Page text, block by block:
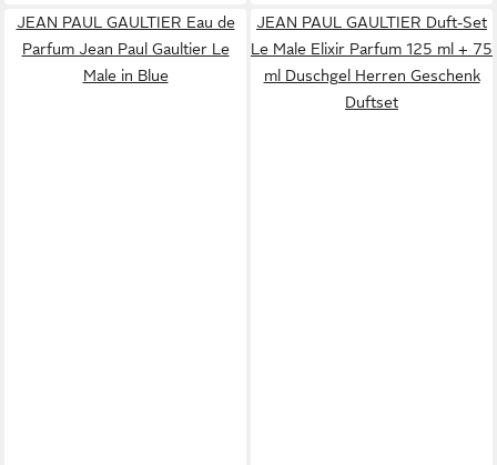
JEAN PAUL GAULTIER Eau de
Parfum Jean Paul Gaultier Le
Male in Blue
JEAN PAUL GAULTIER Duft-Set
Le Male Elixir Parfum 125 ml + 75
ml Duschgel Herren Geschenk
Duftset